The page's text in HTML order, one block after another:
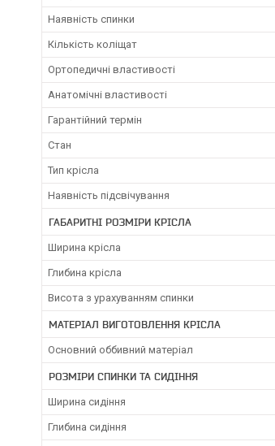
Наявність спинки
Кількість коліщат
Ортопедичні властивості
Анатомічні властивості
Гарантійний термін
Стан
Тип крісла
Наявність підсвічування
ГАБАРИТНІ РОЗМІРИ КРІСЛА
Ширина крісла
Глибина крісла
Висота з урахуванням спинки
МАТЕРІАЛ ВИГОТОВЛЕННЯ КРІСЛА
Основний оббивний матеріал
РОЗМІРИ СПИНКИ ТА СИДІННЯ
Ширина сидіння
Глибина сидіння